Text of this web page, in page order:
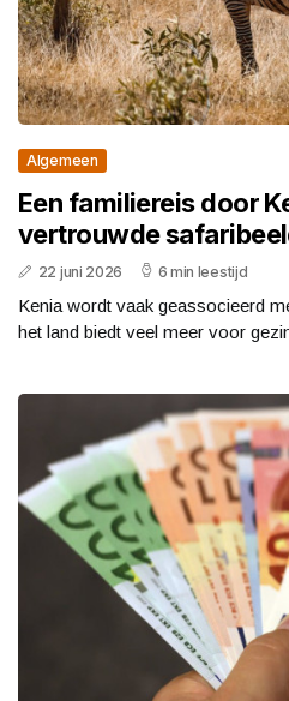
Algemeen
Een familiereis door
vertrouwde
22 juni 2026 6 min leestijd
Kenia wordt vaak geassocieerd
het land biedt veel meer voor